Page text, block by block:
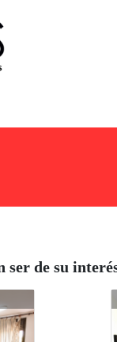
ser de su